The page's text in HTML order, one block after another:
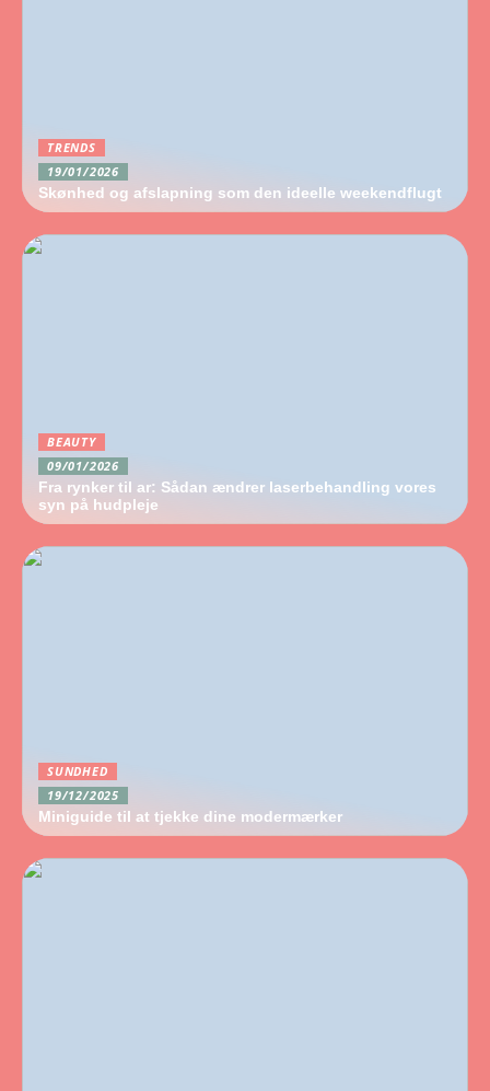
TRENDS
19/01/2026
Skønhed og afslapning som den ideelle weekendflugt
BEAUTY
09/01/2026
Fra rynker til ar: Sådan ændrer laserbehandling vores
syn på hudpleje
SUNDHED
19/12/2025
Miniguide til at tjekke dine modermærker